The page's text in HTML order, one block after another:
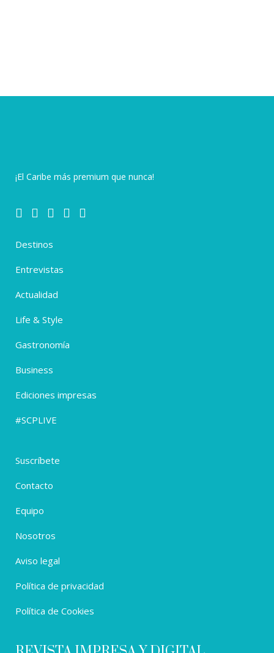
¡El Caribe más premium que nunca!
Destinos
Entrevistas
Actualidad
Life & Style
Gastronomía
Business
Ediciones impresas
#SCPLIVE
Suscríbete
Contacto
Equipo
Nosotros
Aviso legal
Política de privacidad
Política de Cookies